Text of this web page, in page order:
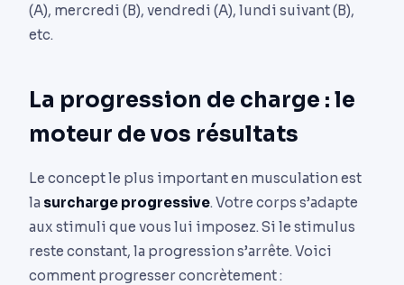
(A), mercredi (B), vendredi (A), lundi suivant (B),
etc.
La progression de charge : le
moteur de vos résultats
Le concept le plus important en musculation est
la surcharge progressive. Votre corps s’adapte
aux stimuli que vous lui imposez. Si le stimulus
reste constant, la progression s’arrête. Voici
comment progresser concrètement :